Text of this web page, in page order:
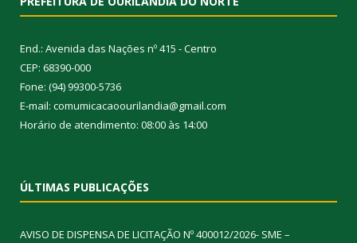
End.: Avenida das Nações nº 415 - Centro
CEP: 68390-000
Fone: (94) 99300-5736
E-mail: comumicacaoourilandia@gmail.com
Horário de atendimento: 08:00 às 14:00
ÚLTIMAS PUBLICAÇÕES
AVISO DE DISPENSA DE LICITAÇÃO Nº 400012/2026- SME –